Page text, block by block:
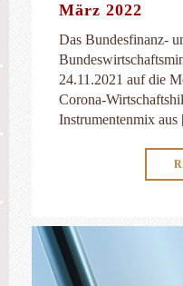
März 2022
Das Bundesfinanz-
24.11.2021 auf die
Corona-
Instrumentenmix aus